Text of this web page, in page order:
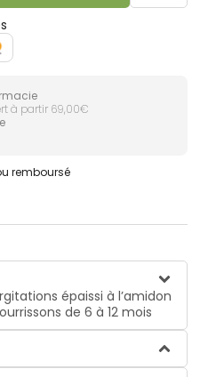
à partir 69,00€
remboursé
épaissi à l’amidon
de 6 à 12 mois